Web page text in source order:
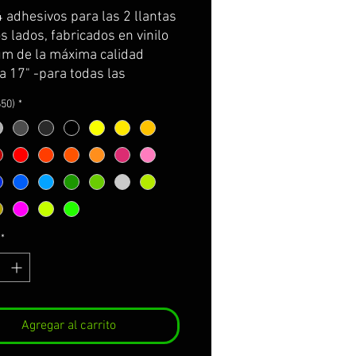
oferta
adhesivos para las 2 llantas
lados, fabricados en vinilo
de la máxima calidad
17" -para todas las
por partes y con
para facilitar su
de cuidados y
el color de 650
A PIE DE PÁGINA*
*
*
Agregar al carrito